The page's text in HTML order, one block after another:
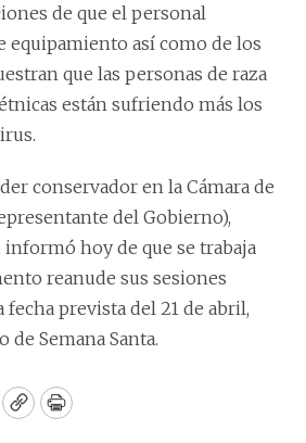
de que el personal
equipamiento así como de los
que las personas de raza
están sufriendo más los
conservador en la Cámara de
del Gobierno),
informó hoy de que se trabaja
reanude sus sesiones
prevista del 21 de abril,
de Semana Santa.
CopyPrint